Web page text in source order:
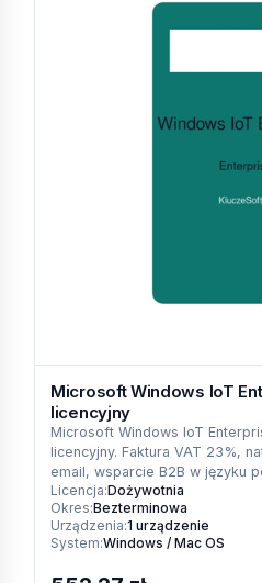
Microsoft Windows IoT
licencyjny
Microsoft Windows IoT
licencyjny. Faktura VAT 23%,
email, wsparcie B2B w języku
Licencja:Dożywotnia
Okres:Bezterminowa
Urządzenia:1 urządzenie
System:Windows / Mac OS